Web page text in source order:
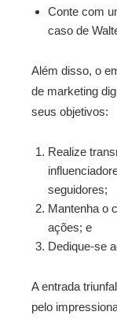
Conte com
caso de
Além disso, o
de marketing
seus objetivos:
Realize
seguidores;
Mantenha o
ações; e
Dedique-se
A entrada
pelo